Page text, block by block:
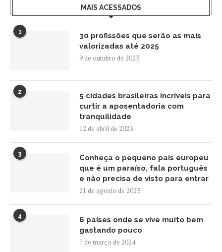
MAIS ACESSADOS
1
30 profissões que serão as mais
valorizadas até 2025
9 de outubro de 2023
2
5 cidades brasileiras incríveis para
curtir a aposentadoria com
tranquilidade
12 de abril de 2023
3
Conheça o pequeno país europeu
que é um paraíso, fala português
e não precisa de visto para entrar
21 de agosto de 2023
4
6 países onde se vive muito bem
gastando pouco
7 de março de 2024